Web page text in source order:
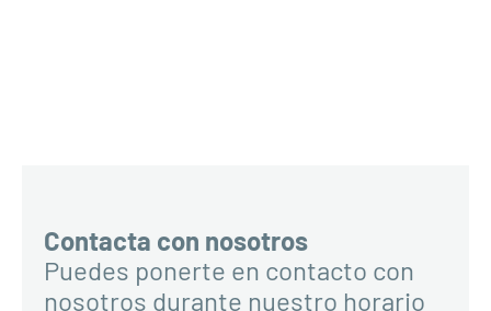
Contacta con nosotros
Puedes ponerte en contacto con
nosotros durante nuestro horario